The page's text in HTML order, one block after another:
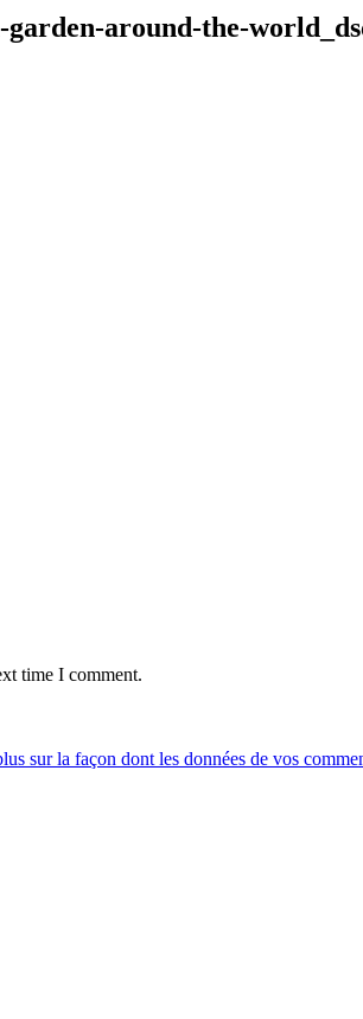
around-the-
time I comment.
sur la façon dont les données de vos